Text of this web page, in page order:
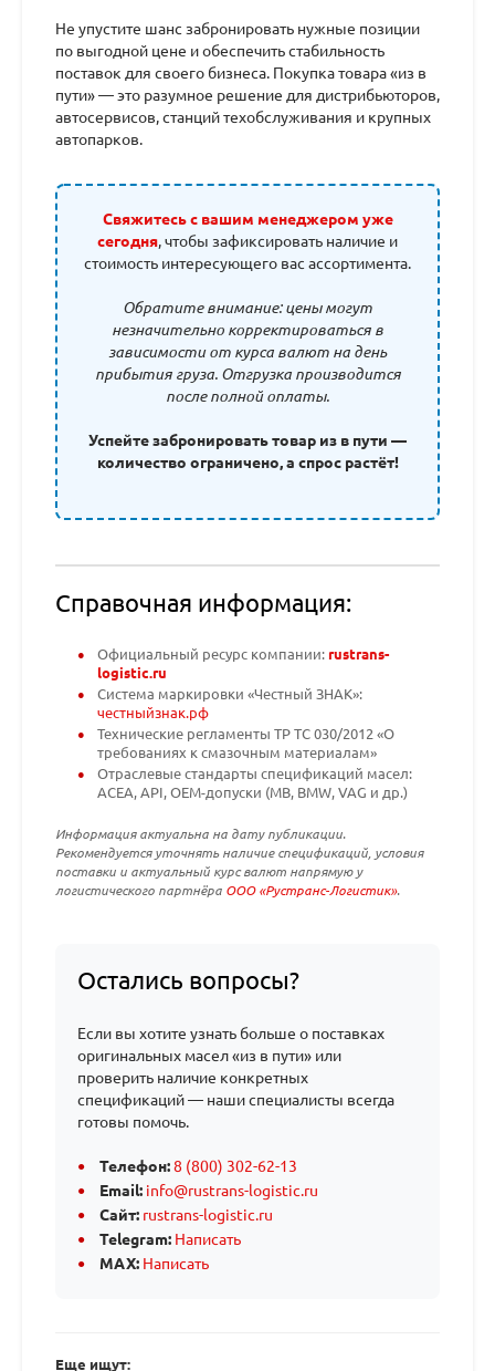
Не упустите шанс забронировать нужные позиции
по выгодной цене и обеспечить стабильность
поставок для своего бизнеса. Покупка товара «из в
пути» — это разумное решение для дистрибьюторов,
автосервисов, станций техобслуживания и крупных
автопарков.
Свяжитесь с вашим менеджером уже
сегодня, чтобы зафиксировать наличие и
стоимость интересующего вас ассортимента.
Обратите внимание: цены могут
незначительно корректироваться в
зависимости от курса валют на день
прибытия груза. Отгрузка производится
после полной оплаты.
Успейте забронировать товар из в пути —
количество ограничено, а спрос растёт!
Справочная информация:
Официальный ресурс компании: rustrans-
logistic.ru
Система маркировки «Честный ЗНАК»:
честныйзнак.рф
Технические регламенты ТР ТС 030/2012 «О
требованиях к смазочным материалам»
Отраслевые стандарты спецификаций масел:
ACEA, API, OEM-допуски (MB, BMW, VAG и др.)
Информация актуальна на дату публикации.
Рекомендуется уточнять наличие спецификаций, условия
поставки и актуальный курс валют напрямую у
логистического партнёра ООО «Рустранс-Логистик».
Остались вопросы?
Если вы хотите узнать больше о поставках
оригинальных масел «из в пути» или
проверить наличие конкретных
спецификаций — наши специалисты всегда
готовы помочь.
Телефон:8 (800) 302-62-13
Email: info@rustrans-logistic.ru
Сайт: rustrans-logistic.ru
Telegram: Написать
MAX: Написать
Еще ищут: